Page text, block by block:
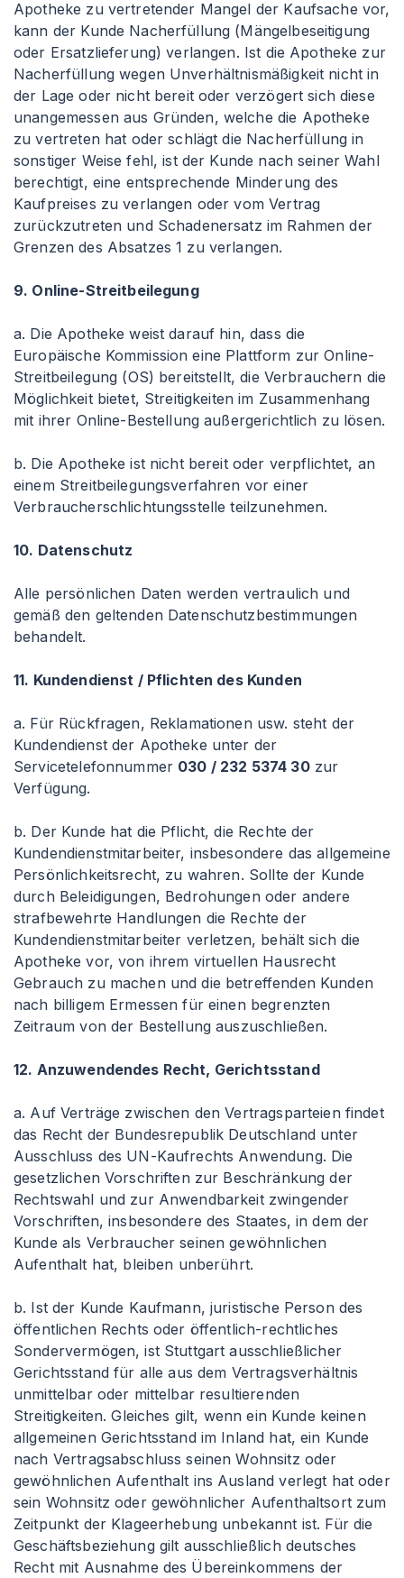
Apotheke zu vertretender Mangel der Kaufsache vor,
kann der Kunde Nacherfüllung (Mängelbeseitigung
oder Ersatzlieferung) verlangen. Ist die Apotheke zur
Nacherfüllung wegen Unverhältnismäßigkeit nicht in
der Lage oder nicht bereit oder verzögert sich diese
unangemessen aus Gründen, welche die Apotheke
zu vertreten hat oder schlägt die Nacherfüllung in
sonstiger Weise fehl, ist der Kunde nach seiner Wahl
berechtigt, eine entsprechende Minderung des
Kaufpreises zu verlangen oder vom Vertrag
zurückzutreten und Schadenersatz im Rahmen der
Grenzen des Absatzes 1 zu verlangen.
9. Online-Streitbeilegung
a. Die Apotheke weist darauf hin, dass die
Europäische Kommission eine Plattform zur Online-
Streitbeilegung (OS) bereitstellt, die Verbrauchern die
Möglichkeit bietet, Streitigkeiten im Zusammenhang
mit ihrer Online-Bestellung außergerichtlich zu lösen.
b. Die Apotheke ist nicht bereit oder verpflichtet, an
einem Streitbeilegungsverfahren vor einer
Verbraucherschlichtungsstelle teilzunehmen.
10. Datenschutz
Alle persönlichen Daten werden vertraulich und
gemäß den geltenden Datenschutzbestimmungen
behandelt.
11. Kundendienst / Pflichten des Kunden
a. Für Rückfragen, Reklamationen usw. steht der
Kundendienst der Apotheke unter der
Servicetelefonnummer 030 / 232 5374 30zur
Verfügung.
b. Der Kunde hat die Pflicht, die Rechte der
Kundendienstmitarbeiter, insbesondere das allgemeine
Persönlichkeitsrecht, zu wahren. Sollte der Kunde
durch Beleidigungen, Bedrohungen oder andere
strafbewehrte Handlungen die Rechte der
Kundendienstmitarbeiter verletzen, behält sich die
Apotheke vor, von ihrem virtuellen Hausrecht
Gebrauch zu machen und die betreffenden Kunden
nach billigem Ermessen für einen begrenzten
Zeitraum von der Bestellung auszuschließen.
12. Anzuwendendes Recht, Gerichtsstand
a. Auf Verträge zwischen den Vertragsparteien findet
das Recht der Bundesrepublik Deutschland unter
Ausschluss des UN-Kaufrechts Anwendung. Die
gesetzlichen Vorschriften zur Beschränkung der
Rechtswahl und zur Anwendbarkeit zwingender
Vorschriften, insbesondere des Staates, in dem der
Kunde als Verbraucher seinen gewöhnlichen
Aufenthalt hat, bleiben unberührt.
b. Ist der Kunde Kaufmann, juristische Person des
öffentlichen Rechts oder öffentlich-rechtliches
Sondervermögen, ist Stuttgart ausschließlicher
Gerichtsstand für alle aus dem Vertragsverhältnis
unmittelbar oder mittelbar resultierenden
Streitigkeiten. Gleiches gilt, wenn ein Kunde keinen
allgemeinen Gerichtsstand im Inland hat, ein Kunde
nach Vertragsabschluss seinen Wohnsitz oder
gewöhnlichen Aufenthalt ins Ausland verlegt hat oder
sein Wohnsitz oder gewöhnlicher Aufenthaltsort zum
Zeitpunkt der Klageerhebung unbekannt ist. Für die
Geschäftsbeziehung gilt ausschließlich deutsches
Recht mit Ausnahme des Übereinkommens der